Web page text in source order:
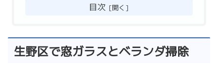
目次
生野区で窓ガラスとベランダ掃除